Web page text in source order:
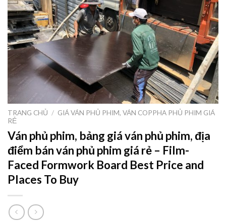
TRANG CHỦ / GIÁ VÁN PHỦ PHIM, VÁN COPPHA PHỦ PHIM GIÁ
RẺ
Ván phủ phim, bảng giá ván phủ phim, địa
điểm bán ván phủ phim giá rẻ – Film-
Faced Formwork Board Best Price and
Places To Buy